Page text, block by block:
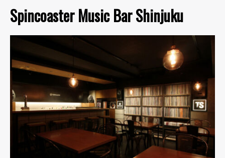
Spincoaster Music Bar Shinjuku